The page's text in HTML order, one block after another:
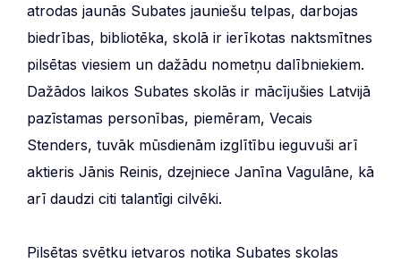
atrodas jaunās Subates jauniešu telpas, darbojas
biedrības, bibliotēka, skolā ir ierīkotas naktsmītnes
pilsētas viesiem un dažādu nometņu dalībniekiem.
Dažādos laikos Subates skolās ir mācījušies Latvijā
pazīstamas personības, piemēram, Vecais
Stenders, tuvāk mūsdienām izglītību ieguvuši arī
aktieris Jānis Reinis, dzejniece Janīna Vagulāne, kā
arī daudzi citi talantīgi cilvēki.
Pilsētas svētku ietvaros notika Subates skolas